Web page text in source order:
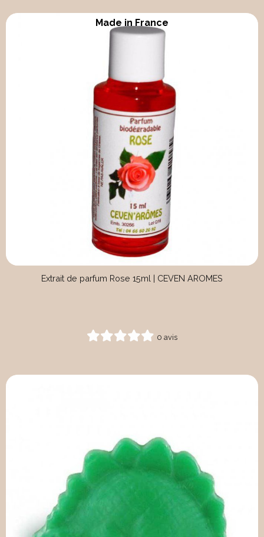
Extrait de parfum Rose 15ml | CEVEN AROMES
0 avis
Made in France